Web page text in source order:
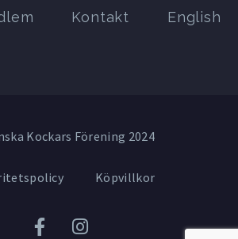
Kontakt English
Kockars Förening 2024
Köpvillkor